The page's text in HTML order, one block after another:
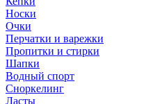
Носки
Очки
Перчатки и варежки
Пропитки и стирки
Шапки
Водный спорт
Сноркелинг
Ласты